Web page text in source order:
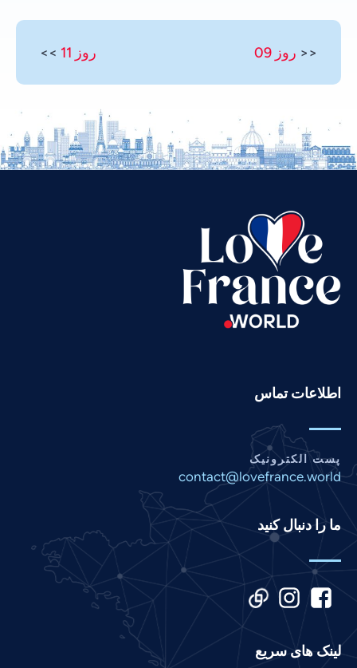
<< روز 09 روز 11 >>
اطلاعات تماس
پست الکترونیک
contact@lovefrance.world
ما را دنبال کنید
لینک های سریع
Gujarati
Indonesian
Italian
Kannada
Korean
Malay
Marathi
Nepali
Portuguese
Romanian
Russian
Spanish
Swahili
Telugu
Thai
Vietnamese